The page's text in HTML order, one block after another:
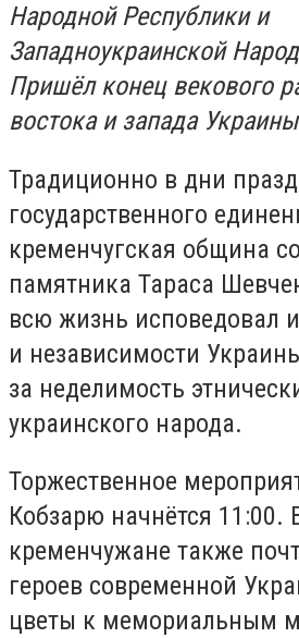
Народной Республики и
Западноукраинской
Пришёл конец векового
востока и запада
Традиционно в дни
государственного
кременчугская община
памятника Тараса
всю жизнь исповедовал
и независимости
за неделимость
украинского народа.
Торжественное
Кобзарю начнётся 11:00.
кременчужане также
героев современной
цветы к мемориальным